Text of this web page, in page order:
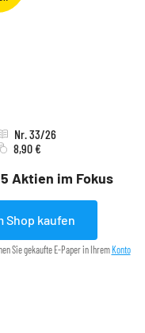
Aktien im Fokus
Nr. 33/26
8,90 €
Shop kaufen
Sie gekaufte E-Paper in Ihrem Konto